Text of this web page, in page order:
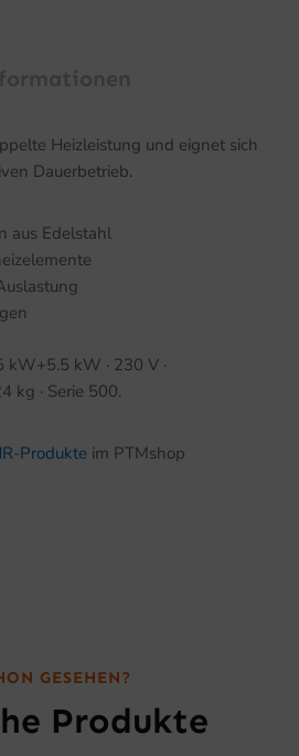
Heizleistung und eignet sich
Dauerbetrieb.
aus Edelstahl
kW+5.5 kW · 230 V ·
kg · Serie 500.
Produkte im PTMshop
GESEHEN?
Produkte